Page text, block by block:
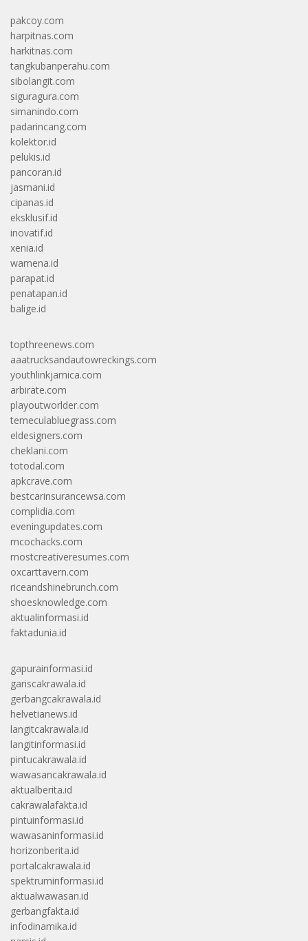
pakcoy.com
harpitnas.com
harkitnas.com
tangkubanperahu.com
sibolangit.com
siguragura.com
simanindo.com
padarincang.com
kolektor.id
pelukis.id
pancoran.id
jasmani.id
cipanas.id
eksklusif.id
inovatif.id
xenia.id
wamena.id
parapat.id
penatapan.id
balige.id
topthreenews.com
aaatrucksandautowreckings.com
youthlinkjamica.com
arbirate.com
playoutworlder.com
temeculabluegrass.com
eldesigners.com
cheklani.com
totodal.com
apkcrave.com
bestcarinsurancewsa.com
complidia.com
eveningupdates.com
mcochacks.com
mostcreativeresumes.com
oxcarttavern.com
riceandshinebrunch.com
shoesknowledge.com
aktualinformasi.id
faktadunia.id
gapurainformasi.id
gariscakrawala.id
gerbangcakrawala.id
helvetianews.id
langitcakrawala.id
langitinformasi.id
pintucakrawala.id
wawasancakrawala.id
aktualberita.id
cakrawalafakta.id
pintuinformasi.id
wawasaninformasi.id
horizonberita.id
portalcakrawala.id
spektruminformasi.id
aktualwawasan.id
gerbangfakta.id
infodinamika.id